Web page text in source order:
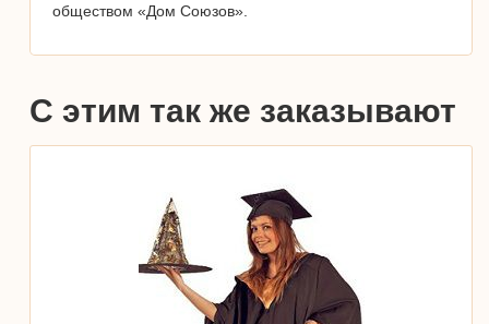
обществом «Дом Союзов».
С этим так же заказывают